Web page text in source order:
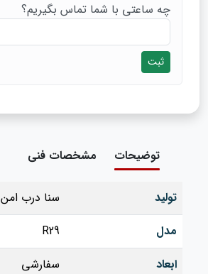
چه ساعتی با شما تماس بگیریم؟
ثبت
توضیحات مشخصات فنی
تولید
سنا درب امن
مدل
R29
ابعاد
سفارشی